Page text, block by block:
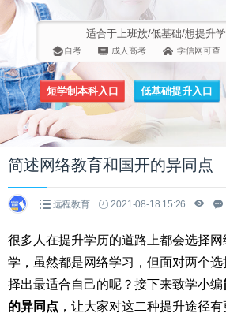
适合于上班族/低基础/想提升
自考 成人高考 学信网可查
短学制本科入口 低基础提升入口
简述网络教育和国开的异同点
远程教育 2021-08-18 15:26
很多人在提升学历的道路上都会选择
学，虽然都是网络学习，但面对两个
择出最适合自己的呢？接下来致学小编
的异同点 ，让大家对这二种提升途径有